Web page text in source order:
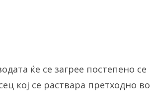
ќе се загрее постепено се
кој се раствара претходно во